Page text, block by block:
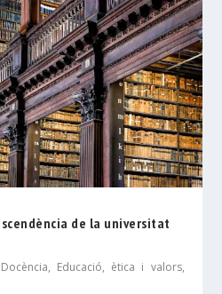
de la universitat
Docència, Educació, ètica i valors,